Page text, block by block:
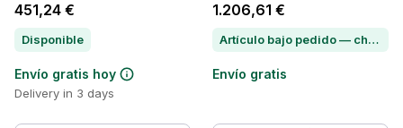
451,24 €
Disponible
Envío gratis hoy
Delivery in 3 days
1.206,61 €
Artículo bajo pedido — chatea para conocer el plazo de entrega
Envío gratis